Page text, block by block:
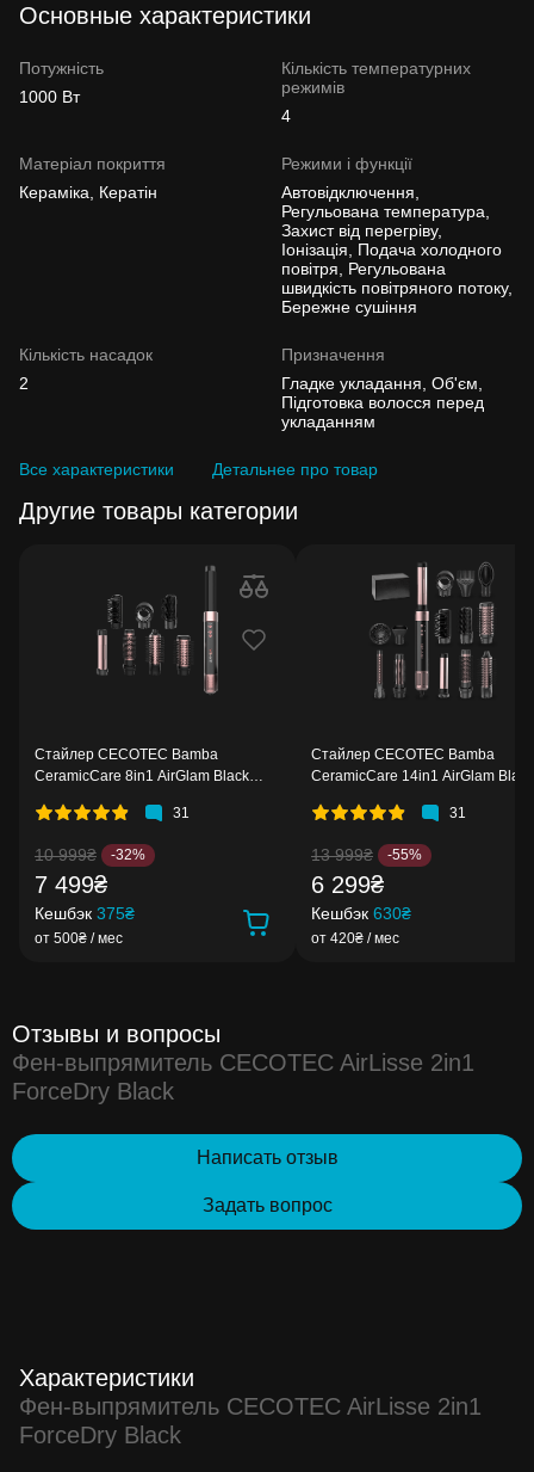
Основные характеристики
Потужність
1000 Вт
Кількість температурних
режимів
4
Матеріал покриття
Кераміка, Кератін
Режими і функції
Автовідключення,
Регульована температура,
Захист від перегріву,
Іонізація, Подача холодного
повітря, Регульована
швидкість повітряного потоку,
Бережне сушіння
Кількість насадок
2
Призначення
Гладке укладання, Об'єм,
Підготовка волосся перед
укладанням
Все характеристики Детальнее про товар
Другие товары категории
Стайлер CECOTEC Bamba
CeramicCare 8in1 AirGlam Black
31
10 999₴ -32%
7 499₴
Кешбэк 375₴
от 500₴ / мес
Стайлер CECOTEC Bamba
CeramicCare 14in1 AirGlam Black
31
13 999₴ -55%
6 299₴
Кешбэк 630₴
от 420₴ / мес
Отзывы и вопросы
Фен-выпрямитель CECOTEC AirLisse 2in1
ForceDry Black
Написать отзыв
Задать вопрос
Характеристики
Фен-выпрямитель CECOTEC AirLisse 2in1
ForceDry Black